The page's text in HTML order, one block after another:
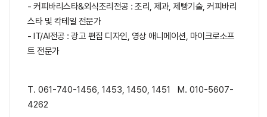
- 커피바리스타&외식조리전공 : 조리, 제과, 제빵기술, 커피바리
스타 및 칵테일 전문가
- IT/AI전공 : 광고 편집 디자인, 영상 애니메이션, 마이크로소프
트 전문가
T. 061-740-1456, 1453, 1450, 1451 M. 010-5607-
4262